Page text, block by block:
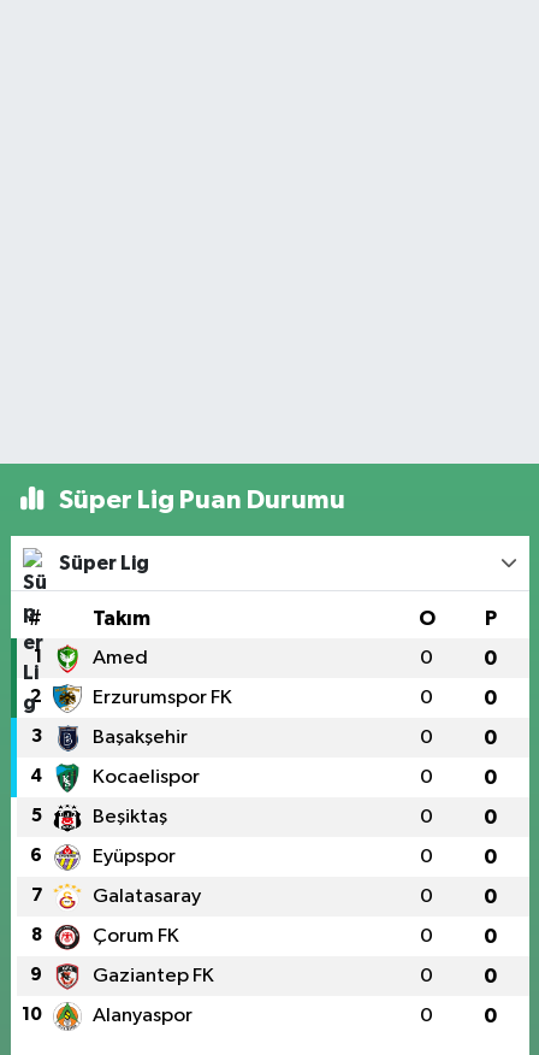
Süper Lig Puan Durumu
Süper Lig
# Takım O P
1 Amed 0 0
2 Erzurumspor FK 0 0
3 Başakşehir 0 0
4 Kocaelispor 0 0
5 Beşiktaş 0 0
6 Eyüpspor 0 0
7 Galatasaray 0 0
8 Çorum FK 0 0
9 Gaziantep FK 0 0
10 Alanyaspor 0 0